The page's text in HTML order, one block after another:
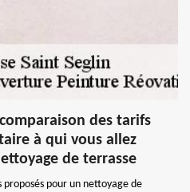
des tarifs
à qui vous allez
de terrasse
pour un nettoyage de